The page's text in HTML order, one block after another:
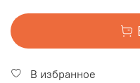
В избранное